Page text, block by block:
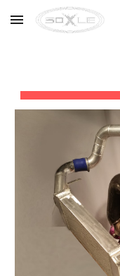
Skip to main content